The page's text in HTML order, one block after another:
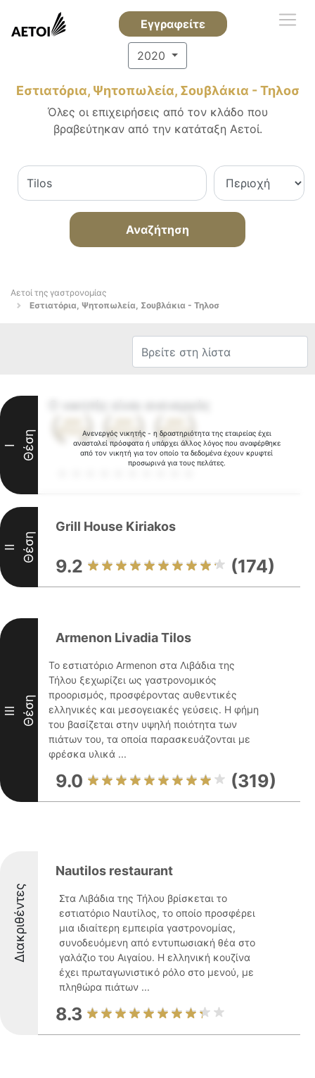
Εγγραφείτε
2020
Εστιατόρια, Ψητοπωλεία, Σουβλάκια - Τηλοσ
Όλες οι επιχειρήσεις από τον κλάδο που
βραβεύτηκαν από την κατάταξη Αετοί.
Αναζήτηση
Αετοί της γαστρονομίας
Εστιατόρια, Ψητοπωλεία, Σουβλάκια - Τηλοσ
Ανενεργός νικητής - η δραστηριότητα της εταιρείας έχει
ανασταλεί πρόσφατα ή υπάρχει άλλος λόγος που αναφέρθηκε
από τον νικητή για τον οποίο τα δεδομένα έχουν κρυφτεί
προσωρινά για τους πελάτες.
I Θέση
II Θέση
Grill House Kiriakos
9.2 (174)
III Θέση
Armenon Livadia Tilos
Το εστιατόριο Armenon στα Λιβάδια της
Τήλου ξεχωρίζει ως γαστρονομικός
προορισμός, προσφέροντας αυθεντικές
ελληνικές και μεσογειακές γεύσεις. Η φήμη
του βασίζεται στην υψηλή ποιότητα των
πιάτων του, τα οποία παρασκευάζονται με
φρέσκα υλικά ...
9.0 (319)
Διακριθέντες
Nautilos restaurant
Στα Λιβάδια της Τήλου βρίσκεται το
εστιατόριο Ναυτίλος, το οποίο προσφέρει
μια ιδιαίτερη εμπειρία γαστρονομίας,
συνοδευόμενη από εντυπωσιακή θέα στο
γαλάζιο του Αιγαίου. Η ελληνική κουζίνα
έχει πρωταγωνιστικό ρόλο στο μενού, με
πληθώρα πιάτων ...
8.3